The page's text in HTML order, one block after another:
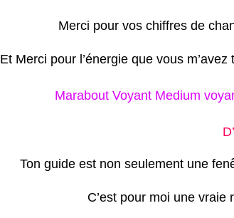
Merci pour vos chiffres de
Et Merci pour l’énergie que vous
Marabout Voyant Medium
Ton guide est non seulement une
C’est pour moi une vraie